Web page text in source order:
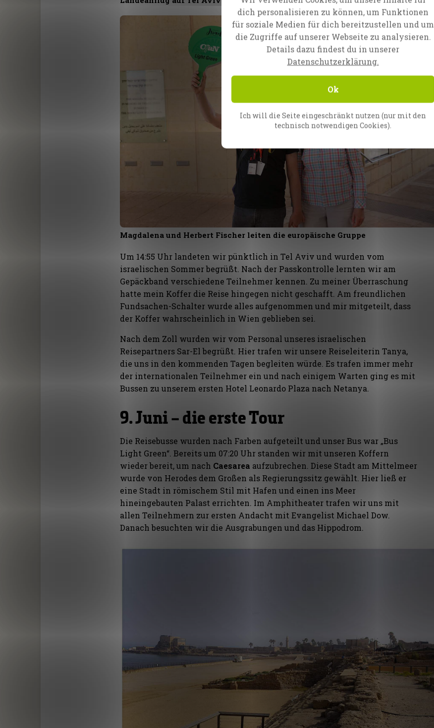
Magdalena und Herbert Fischer leiten die europäische Gruppe
Um 14:55 Uhr landeten wir pünktlich in Tel Aviv und wurden vom
israelischen Sommer begrüßt. Nach der Passkontrolle lernten wir am
Gepäckband verschiedene Teilnehmer kennen. Zu meiner Überraschung
hatte mein Koffer die Reise hingegen nicht geschafft. Am freundlichen
Fundsachen-Schalter wurde alles aufgenommen und mir mitgeteilt, dass
der Koffer wahrscheinlich in Wien geblieben sei.
Nach dem Zoll wurden wir vom Personal unseres israelischen
Reisepartners Sar-El begrüßt. Hier trafen wir unsere Reiseleiterin Tanya,
die uns in den kommenden Tagen begleiten würde. Es trafen immer mehr
der internationalen Teilnehmer ein und nach einigem Warten ging es mit
Bussen zu unserem ersten Hotel Leonardo Plaza nach Netanya.
9. Juni – die erste Tour
Die Reisebusse wurden nach Farben aufgeteilt und unser Bus war „Bus
Light Green“. Bereits um 07:20 Uhr standen wir mit unseren Koffern
wieder bereit, um nach Caesarea aufzubrechen. Diese Stadt am Mittelmeer
wurde von Herodes dem Großen als Regierungssitz gewählt. Hier ließ er
eine Stadt in römischem Stil mit Hafen und einen ins Meer
hineingebauten Palast errichten. Im Amphitheater trafen wir uns mit
allen Teilnehmern zur ersten Andacht mit Evangelist Michael Dow.
Danach besuchten wir die Ausgrabungen und das Hippodrom.
dich personalisieren zu können, um Funktionen
für soziale Medien für dich bereitzustellen und um
die Zugriffe auf unserer Webseite zu analysieren.
Details dazu findest du in unserer
Datenschutzerklärung.
Ok
Ich will die Seite eingeschränkt nutzen (nur mit den
technisch notwendigen Cookies).